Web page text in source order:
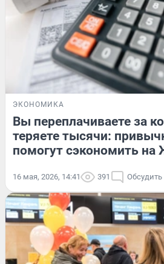
ЭКОНОМИКА
Вы переплачиваете за
теряете тысячи:
помогут сэкономить
16 мая, 2026, 14:41 391 Обсудить